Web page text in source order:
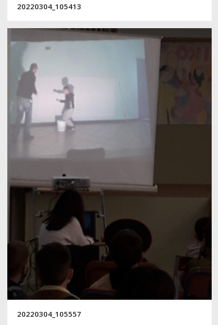
20220304_105413
20220304_105557